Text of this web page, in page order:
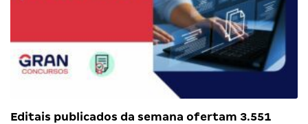
Editais publicados da semana ofertam 3.551